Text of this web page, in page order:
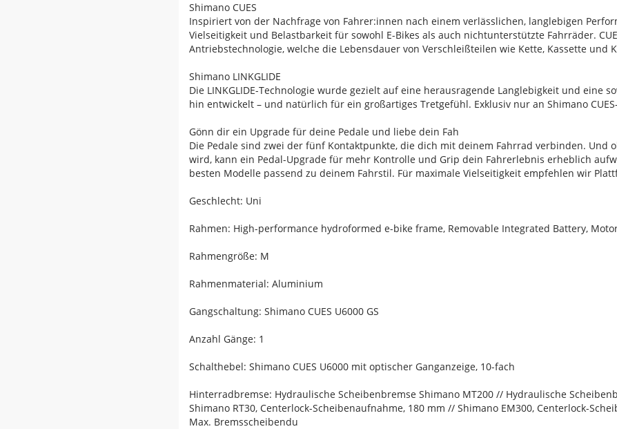
Shimano CUES
Inspiriert von der Nachfrage von Fahrer:innen nach einem verlässlichen, langlebigen
Vielseitigkeit und Belastbarkeit für sowohl E-Bikes als auch nichtunterstützte Fahrräder.
Antriebstechnologie, welche die Lebensdauer von Verschleißteilen wie Kette, Kassette
Shimano LINKGLIDE
Die LINKGLIDE-Technologie wurde gezielt auf eine herausragende Langlebigkeit und eine
hin entwickelt – und natürlich für ein großartiges Tretgefühl. Exklusiv nur an Shimano
Gönn dir ein Upgrade für deine Pedale und liebe dein Fah
Die Pedale sind zwei der fünf Kontaktpunkte, die dich mit deinem Fahrrad verbinden. Und
wird, kann ein Pedal-Upgrade für mehr Kontrolle und Grip dein Fahrerlebnis erheblich
besten Modelle passend zu deinem Fahrstil. Für maximale Vielseitigkeit empfehlen wir
Geschlecht: Uni
Rahmen: High-performance hydroformed e-bike frame, Removable Integrated Battery,
Rahmengröße: M
Rahmenmaterial: Aluminium
Gangschaltung: Shimano CUES U6000 GS
Anzahl Gänge: 1
Schalthebel: Shimano CUES U6000 mit optischer Ganganzeige, 10-fach
Hinterradbremse: Hydraulische Scheibenbremse Shimano MT200 // Hydraulische
Shimano RT30, Centerlock-Scheibenaufnahme, 180 mm // Shimano EM300, Centerlock-
Max. Bremsscheibendu